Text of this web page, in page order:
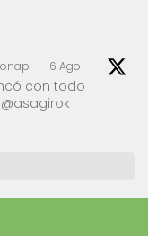
· 6 Ago
con todo